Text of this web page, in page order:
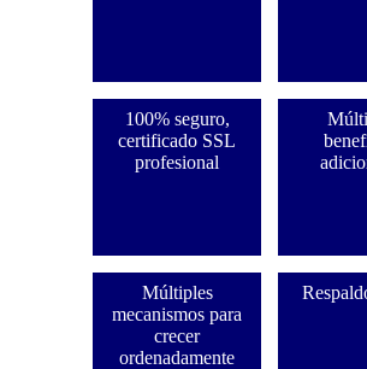
100% seguro,
certificado SSL
profesional
Múltiples
mecanismos para
crecer
ordenadamente